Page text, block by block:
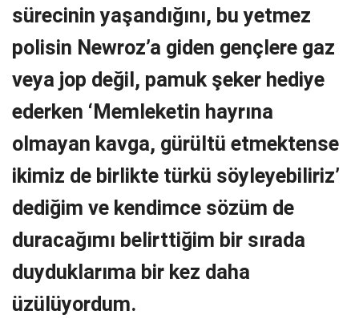
sürecinin yaşandığını, bu yetmez
polisin Newroz’a giden gençlere gaz
veya jop değil, pamuk şeker hediye
ederken ‘Memleketin hayrına
olmayan kavga, gürültü etmektense
ikimiz de birlikte türkü söyleyebiliriz’
dediğim ve kendimce sözüm de
duracağımı belirttiğim bir sırada
duyduklarıma bir kez daha
üzülüyordum.